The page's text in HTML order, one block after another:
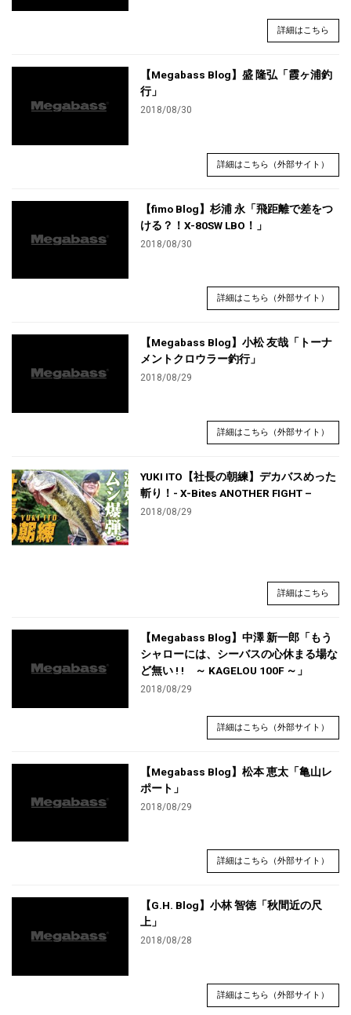
詳細はこちら
【Megabass Blog】盛 隆弘「霞ヶ浦釣
行」
2018/08/30
詳細はこちら（外部サイト）
【fimo Blog】杉浦 永「飛距離で差をつ
ける？！X-80SW LBO！」
2018/08/30
詳細はこちら（外部サイト）
【Megabass Blog】小松 友哉「トーナ
メントクロウラー釣行」
2018/08/29
詳細はこちら（外部サイト）
YUKI ITO【社長の朝練】デカバスめった
斬り！- X-Bites ANOTHER FIGHT –
2018/08/29
詳細はこちら
【Megabass Blog】中澤 新一郎「もう
シャローには、シーバスの心休まる場な
ど無い ! ! ～ KAGELOU 100F ～」
2018/08/29
詳細はこちら（外部サイト）
【Megabass Blog】松本 恵太「亀山レ
ポート」
2018/08/29
詳細はこちら（外部サイト）
【G.H. Blog】小林 智徳「秋間近の尺
上」
2018/08/28
詳細はこちら（外部サイト）